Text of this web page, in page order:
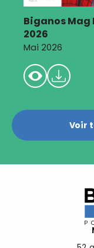
Biganos Mag
2026
Mai 2026
Voir